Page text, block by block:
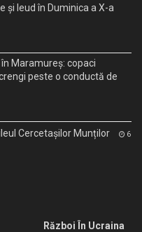
și Ieud în Duminica a X-a
Maramureș: copaci
peste o conductă de
Cercetașilor Munților 6
Război În Ucraina